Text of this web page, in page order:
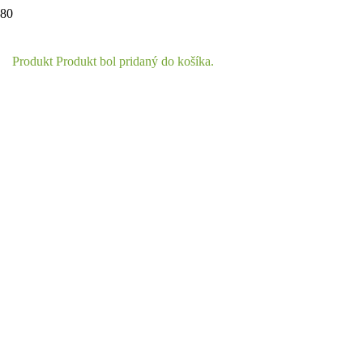
Produkt Produkt bol pridaný do košíka.